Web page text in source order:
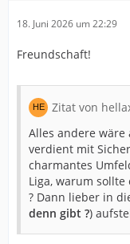
18. Juni 2026 um 22:29
Freundschaft!
Zitat von
Alles andere wäre
verdient mit
charmantes
Liga, warum
? Dann lieber in
denn gibt ?)